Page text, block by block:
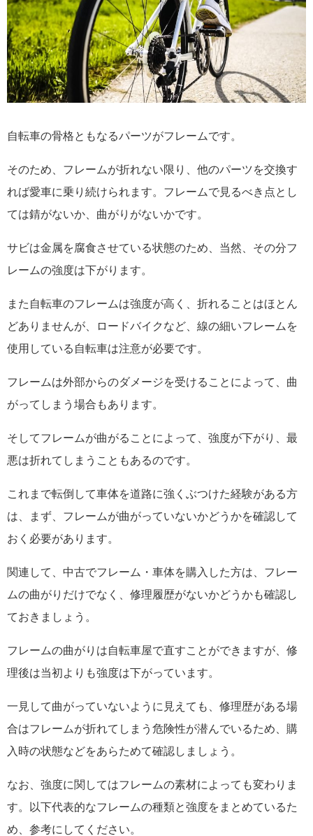
自転車の骨格ともなるパーツがフレームです。
そのため、フレームが折れない限り、他のパーツを交換す
れば愛車に乗り続けられます。フレームで見るべき点とし
ては錆がないか、曲がりがないかです。
サビは金属を腐食させている状態のため、当然、その分フ
レームの強度は下がります。
また自転車のフレームは強度が高く、折れることはほとん
どありませんが、ロードバイクなど、線の細いフレームを
使用している自転車は注意が必要です。
フレームは外部からのダメージを受けることによって、曲
がってしまう場合もあります。
そしてフレームが曲がることによって、強度が下がり、最
悪は折れてしまうこともあるのです。
これまで転倒して車体を道路に強くぶつけた経験がある方
は、まず、フレームが曲がっていないかどうかを確認して
おく必要があります。
関連して、中古でフレーム・車体を購入した方は、フレー
ムの曲がりだけでなく、修理履歴がないかどうかも確認し
ておきましょう。
フレームの曲がりは自転車屋で直すことができますが、修
理後は当初よりも強度は下がっています。
一見して曲がっていないように見えても、修理歴がある場
合はフレームが折れてしまう危険性が潜んでいるため、購
入時の状態などをあらためて確認しましょう。
なお、強度に関してはフレームの素材によっても変わりま
す。以下代表的なフレームの種類と強度をまとめているた
め、参考にしてください。